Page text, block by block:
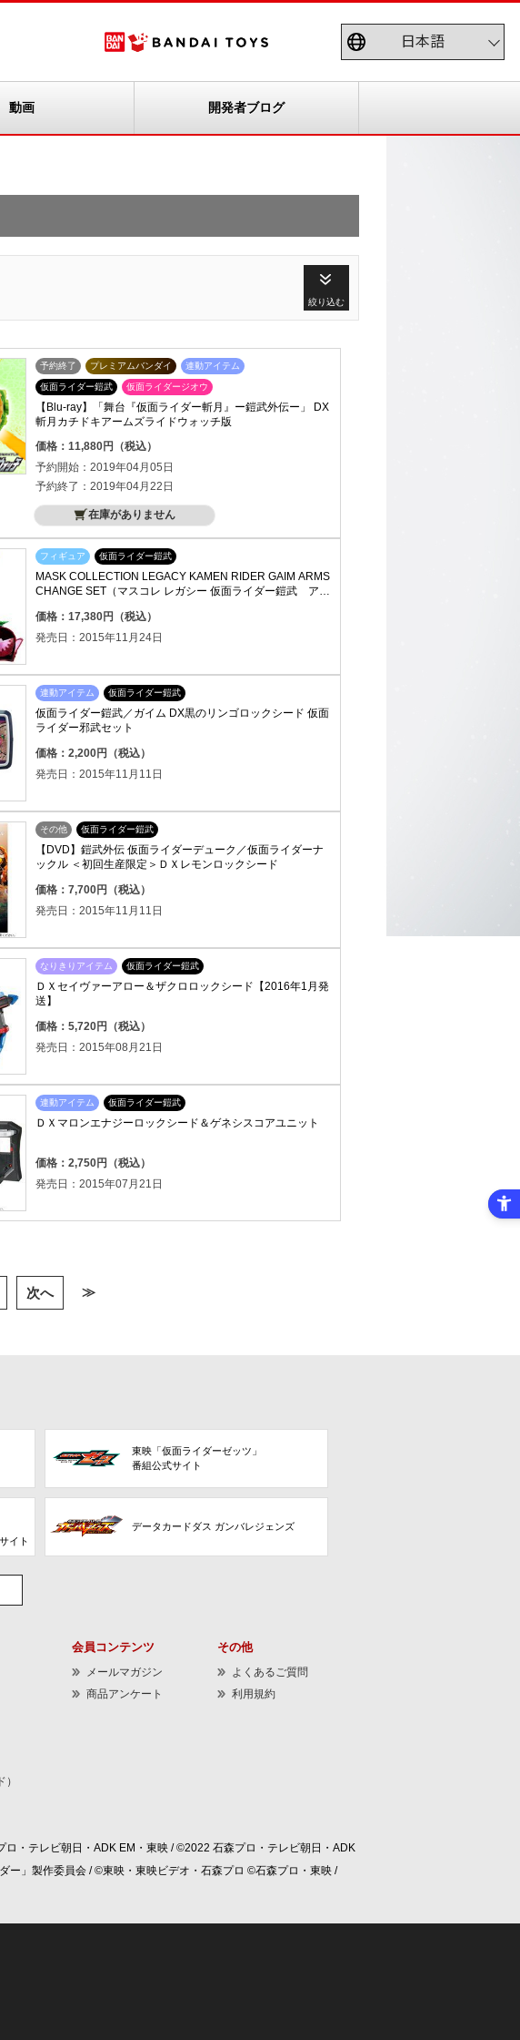
動画 開発者ブログ
絞り込む
予約終了 プレミアムバンダイ 連動アイテム
仮面ライダー鎧武 仮面ライダージオウ
【Blu-ray】「舞台『仮面ライダー斬月』ー鎧武外伝ー」 DX
斬月カチドキアームズライドウォッチ版
価格：11,880円（税込）
予約開始：2019年04月05日
予約終了：2019年04月22日
在庫がありません
フィギュア 仮面ライダー鎧武
MASK COLLECTION LEGACY KAMEN RIDER GAIM ARMS
CHANGE SET（マスコレ レガシー 仮面ライダー鎧武 アー
価格：17,380円（税込）
発売日：2015年11月24日
連動アイテム 仮面ライダー鎧武
仮面ライダー鎧武／ガイム DX黒のリンゴロックシード 仮面
ライダー邪武セット
価格：2,200円（税込）
発売日：2015年11月11日
その他 仮面ライダー鎧武
【DVD】鎧武外伝 仮面ライダーデューク／仮面ライダーナ
ックル ＜初回生産限定＞ＤＸレモンロックシード
価格：7,700円（税込）
発売日：2015年11月11日
なりきりアイテム 仮面ライダー鎧武
ＤＸセイヴァーアロー＆ザクロロックシード【2016年1月発
送】
価格：5,720円（税込）
発売日：2015年08月21日
連動アイテム 仮面ライダー鎧武
ＤＸマロンエナジーロックシード＆ゲネシスコアユニット
価格：2,750円（税込）
発売日：2015年07月21日
次へ ≫
東映「仮面ライダーゼッツ」
番組公式サイト
イト
データカードダス ガンバレジェンズ
会員コンテンツ
メールマガジン
商品アンケート
その他
よくあるご質問
利用規約
・テレビ朝日・ADK EM・東映 / ©2022 石森プロ・テレビ朝日・ADK
ー」製作委員会 / ©東映・東映ビデオ・石森プロ ©石森プロ・東映 /